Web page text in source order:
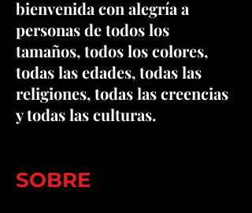
bienvenida con alegría a
personas de todos los
tamaños, todos los colores,
todas las edades, todas las
religiones, todas las creencias
y todas las culturas.
SOBRE